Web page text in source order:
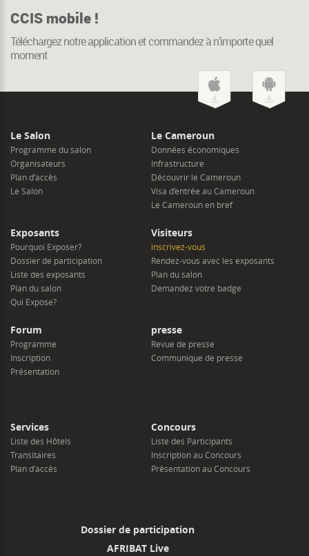
CCIS mobile !
Téléchargez notre application et commandez à n’importe quel
moment
Le Salon
Le Salon
Programme du salon
Organisateurs
Plan d’accès
Le Cameroun
Le Cameroun en bref
Données économiques
Infrastructure
Découvrir le Cameroun
Visa d’entrée au Cameroun
Exposants
Qui Expose?
Pourquoi Exposer?
Dossier de participation
Liste des exposants
Plan du salon
Visiteurs
Demandez votre badge
inscrivez-vous
Rendez-vous avec les exposants
Plan du salon
Forum
Présentation
Programme
Inscription
presse
Communique de presse
Revue de presse
Services
Plan d’accès
Liste des Hôtels
Transitaires
Concours
Présentation au Concours
Liste des Participants
Inscription au Concours
Dossier de participation
AFRIBAT Live